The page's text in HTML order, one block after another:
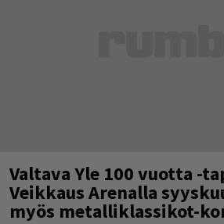
Valtava Yle 100 vuotta -
Veikkaus Arenalla
myös metalliklassikot-